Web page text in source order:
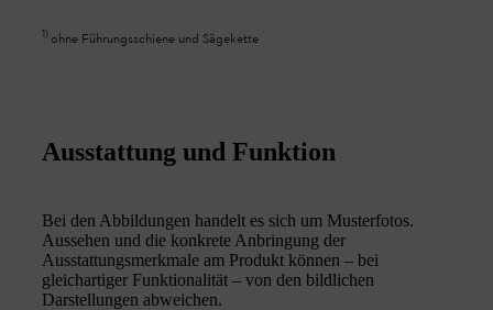
1) ohne Führungsschiene und Sägekette
Ausstattung und Funktion
Bei den Abbildungen handelt es sich um Musterfotos.
Aussehen und die konkrete Anbringung der
Ausstattungsmerkmale am Produkt können – bei
gleichartiger Funktionalität – von den bildlichen
Darstellungen abweichen.